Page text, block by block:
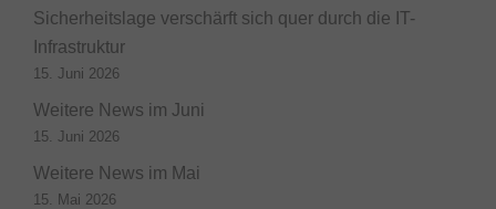
Sicherheitslage verschärft sich quer durch die IT-
Infrastruktur
15. Juni 2026
Weitere News im Juni
15. Juni 2026
Weitere News im Mai
15. Mai 2026